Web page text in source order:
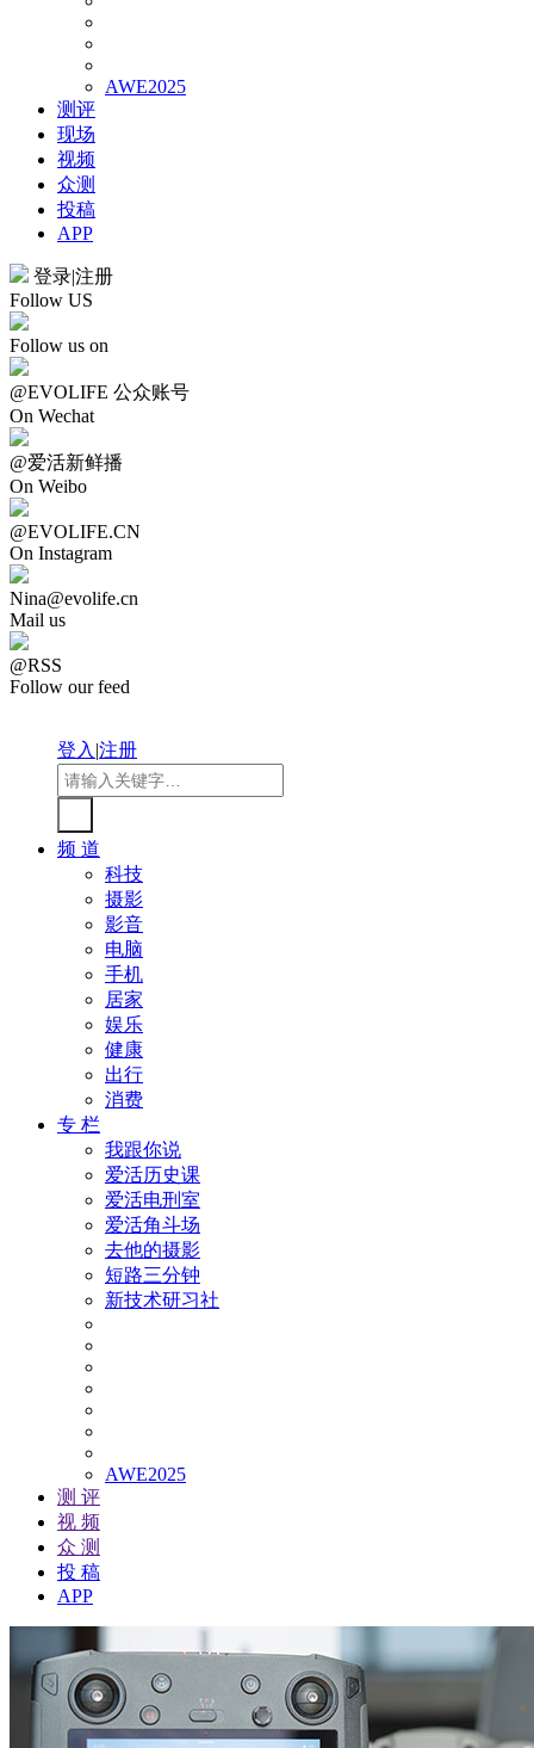
AWE2025
测评
现场
视频
众测
投稿
APP
登录|注册
Follow US
Follow us on
@EVOLIFE 公众账号
On Wechat
@爱活新鲜播
On Weibo
@EVOLIFE.CN
On Instagram
Nina@evolife.cn
Mail us
@RSS
Follow our feed
登入|注册
频 道
科技
摄影
影音
电脑
手机
居家
娱乐
健康
出行
消费
专 栏
我跟你说
爱活历史课
爱活电刑室
爱活角斗场
去他的摄影
短路三分钟
新技术研习社
AWE2025
测 评
视 频
众 测
投 稿
APP